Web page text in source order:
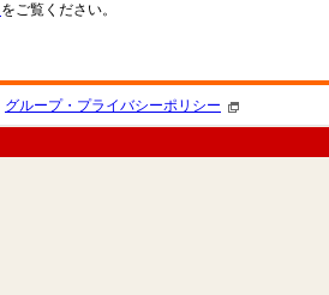
をご覧ください。
グループ・プライバシーポリシー